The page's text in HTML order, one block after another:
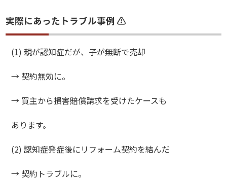
実際にあったトラブル事例 ⚠️
(1) 親が認知症だが、子が無断で売却
→ 契約無効に。
→ 買主から損害賠償請求を受けたケースも
あります。
(2) 認知症発症後にリフォーム契約を結んだ
→ 契約トラブルに。